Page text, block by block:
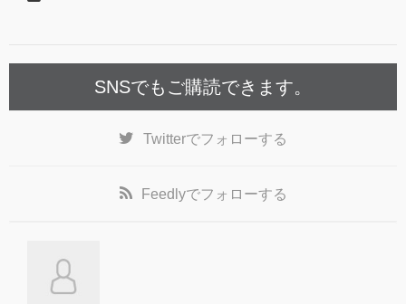
SNSでもご購読できます。
Twitterでフォローする
Feedlyでフォローする